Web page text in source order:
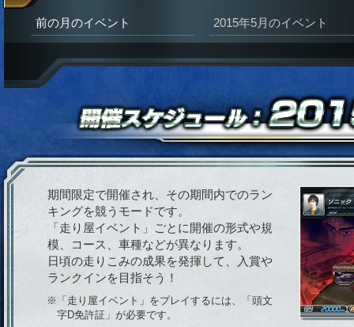
前の月のイベント 2015年5月のイベント
期間限定で開催され、その期間内でのラン
キングを競うモードです。
「走り屋イベント」ごとに開催の形式や規
模、コース、車種などが異なります。
日頃の走りこみの成果を発揮して、入賞や
ランクインを目指そう！
※「走り屋イベント」をプレイするには、「頭文
字D免許証」が必要です。